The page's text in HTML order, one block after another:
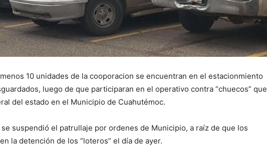
10 unidades de la cooporacion se encuentran en el estacionmiento
luego de que participaran en el operativo contra “chuecos” que
del estado en el Municipio de Cuahutémoc.
suspendió el patrullaje por ordenes de Municipio, a raíz de que los
la detención de los “loteros” el día de ayer.